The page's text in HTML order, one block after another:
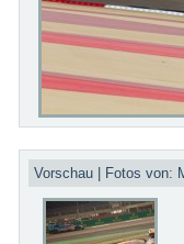
Vorschau | Fotos von: